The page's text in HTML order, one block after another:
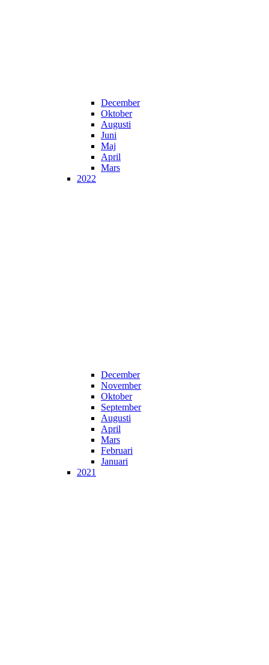
December
Oktober
Augusti
Juni
Maj
April
Mars
2022
December
November
Oktober
September
Augusti
April
Mars
Februari
Januari
2021